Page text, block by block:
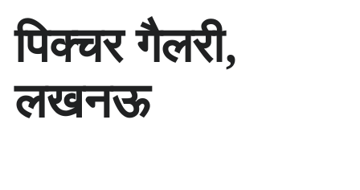
म
ग्री
प
जा
एँ
पिक्चर गैलरी,
लखनऊ